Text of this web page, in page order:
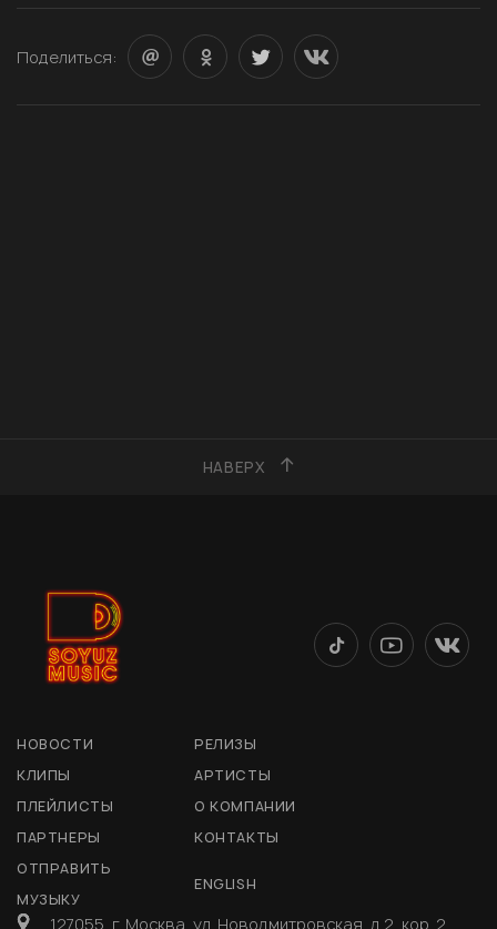
Поделиться:
НАВЕРХ
НОВОСТИ
РЕЛИЗЫ
КЛИПЫ
АРТИСТЫ
ПЛЕЙЛИСТЫ
О КОМПАНИИ
ПАРТНЕРЫ
КОНТАКТЫ
ОТПРАВИТЬ
МУЗЫКУ
ENGLISH
127055, г. Москва, ул. Новодмитровская, д 2, кор. 2